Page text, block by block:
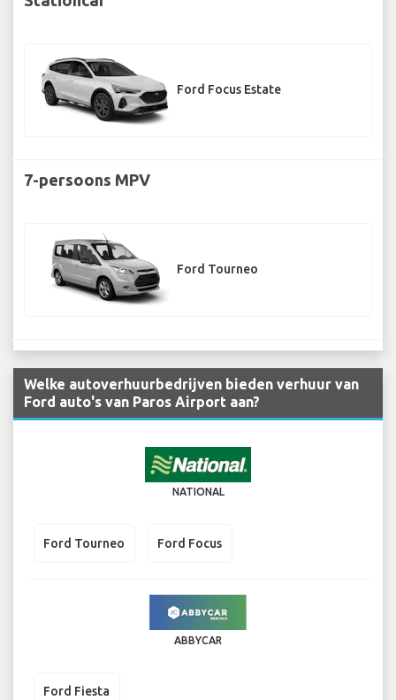
Ford Focus Estate
7-persoons MPV
Ford Tourneo
Welke autoverhuurbedrijven bieden verhuur van
Ford auto's van Paros Airport aan?
NATIONAL
Ford Tourneo Ford Focus
ABBYCAR
Ford Fiesta